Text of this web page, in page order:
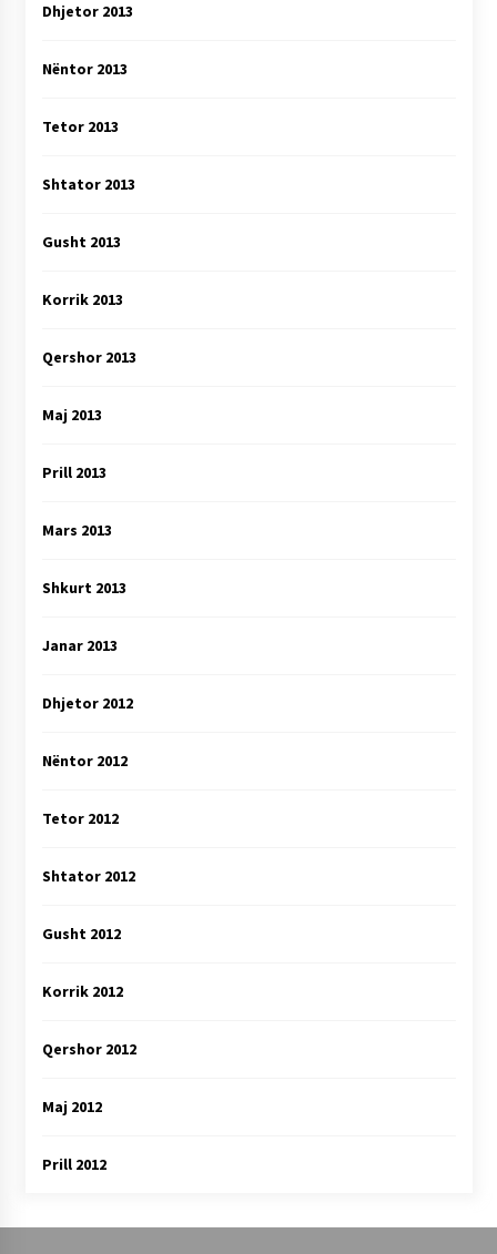
Dhjetor 2013
Nëntor 2013
Tetor 2013
Shtator 2013
Gusht 2013
Korrik 2013
Qershor 2013
Maj 2013
Prill 2013
Mars 2013
Shkurt 2013
Janar 2013
Dhjetor 2012
Nëntor 2012
Tetor 2012
Shtator 2012
Gusht 2012
Korrik 2012
Qershor 2012
Maj 2012
Prill 2012